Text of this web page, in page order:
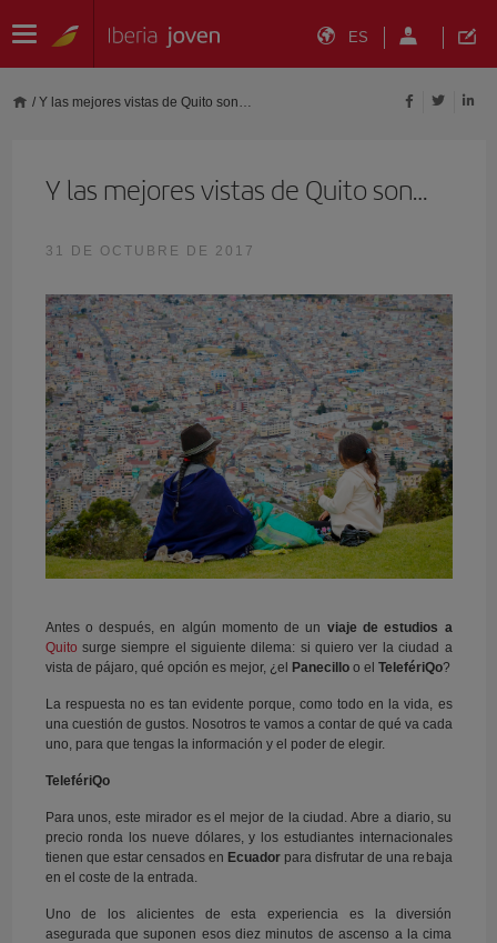
ES
/ Y las mejores vistas de Quito son…
Y las mejores vistas de Quito son…
31 DE OCTUBRE DE 2017
Antes o después, en algún momento de un viaje de estudios a
Quito surge siempre el siguiente dilema: si quiero ver la ciudad a
vista de pájaro, qué opción es mejor, ¿el Panecilloo el TelefériQo?
La respuesta no es tan evidente porque, como todo en la vida, es
una cuestión de gustos. Nosotros te vamos a contar de qué va cada
uno, para que tengas la información y el poder de elegir.
TelefériQo
Para unos, este mirador es el mejor de la ciudad. Abre a diario, su
precio ronda los nueve dólares, y los estudiantes internacionales
tienen que estar censados en Ecuador para disfrutar de una rebaja
en el coste de la entrada.
Uno de los alicientes de esta experiencia es la diversión
asegurada que suponen esos diez minutos de ascenso a la cima